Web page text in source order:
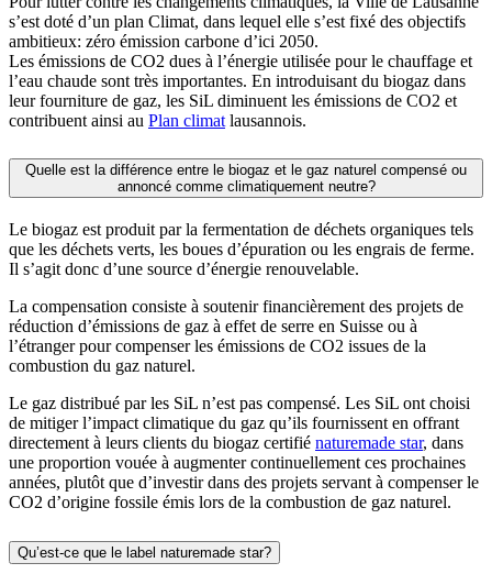
s’est doté d’un plan Climat, dans lequel elle s’est fixé des objectifs
ambitieux: zéro émission carbone d’ici 2050.
Les émissions de CO2 dues à l’énergie utilisée pour le chauffage et
l’eau chaude sont très importantes. En introduisant du biogaz dans
leur fourniture de gaz, les SiL diminuent les émissions de CO2 et
contribuent ainsi au Plan climat lausannois.
Quelle est la différence entre le biogaz et le gaz naturel compensé ou
annoncé comme climatiquement neutre?
Le biogaz est produit par la fermentation de déchets organiques tels
que les déchets verts, les boues d’épuration ou les engrais de ferme.
Il s’agit donc d’une source d’énergie renouvelable.
La compensation consiste à soutenir financièrement des projets de
réduction d’émissions de gaz à effet de serre en Suisse ou à
l’étranger pour compenser les émissions de CO2 issues de la
combustion du gaz naturel.
Le gaz distribué par les SiL n’est pas compensé. Les SiL ont choisi
de mitiger l’impact climatique du gaz qu’ils fournissent en offrant
directement à leurs clients du biogaz certifié naturemade star, dans
une proportion vouée à augmenter continuellement ces prochaines
années, plutôt que d’investir dans des projets servant à compenser le
CO2 d’origine fossile émis lors de la combustion de gaz naturel.
Qu’est-ce que le label naturemade star?